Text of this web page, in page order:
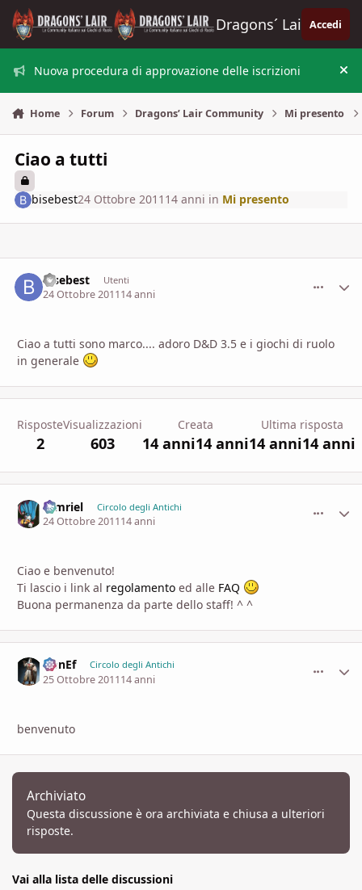
Vai al contenuto
Dragons´ Lair Accedi
Nuova procedura di approvazione delle iscrizioni
Home Forum Dragons’ Lair Community Mi presento
Ciao a tutti
bisebest24 Ottobre 2011 14 anni in Mi presento
bisebest Utenti
24 Ottobre 201114 anni
Ciao a tutti sono marco.... adoro D&D 3.5 e i giochi di ruolo
in generale
Risposte
2
Visualizzazioni
603
Creata
14 anni14 anni
Ultima risposta
14 anni14 anni
tamriel Circolo degli Antichi
24 Ottobre 201114 anni
Ciao e benvenuto!
Ti lascio i link al regolamento ed alle FAQ
Buona permanenza da parte dello staff! ^ ^
DonEf Circolo degli Antichi
25 Ottobre 201114 anni
benvenuto
Archiviato
Questa discussione è ora archiviata e chiusa a ulteriori
risposte.
Vai alla lista delle discussioni